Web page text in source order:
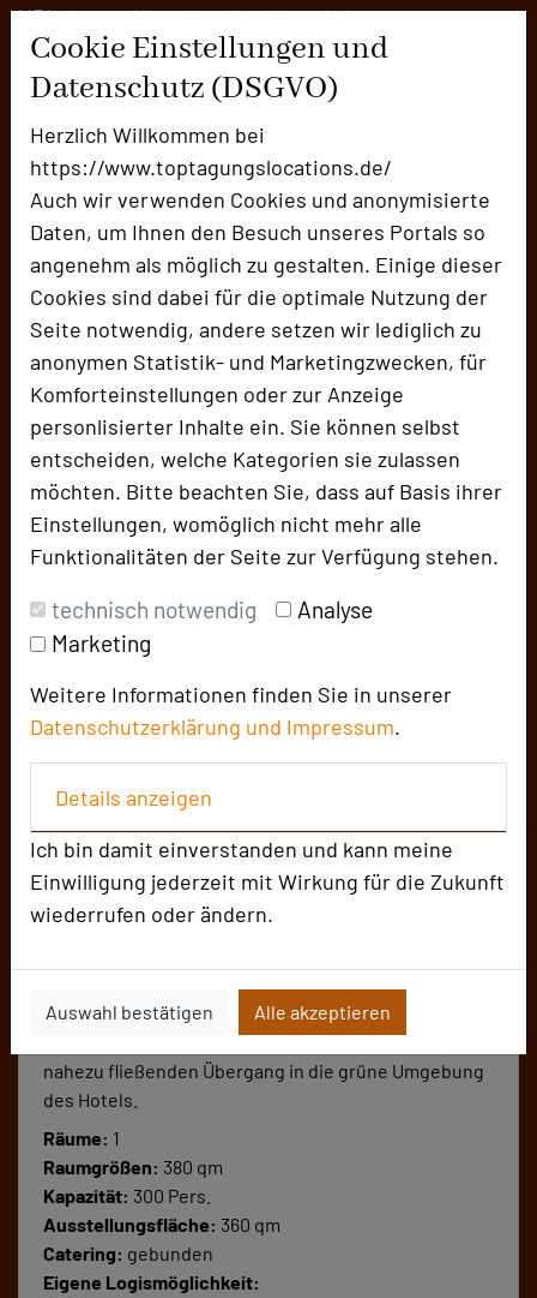
Cookie Einstellungen und
Datenschutz (DSGVO)
Herzlich Willkommen bei
https://www.toptagungslocations.de/
Auch wir verwenden Cookies und anonymisierte
Daten, um Ihnen den Besuch unseres Portals so
angenehm als möglich zu gestalten. Einige dieser
Cookies sind dabei für die optimale Nutzung der
Seite notwendig, andere setzen wir lediglich zu
anonymen Statistik- und Marketingzwecken, für
Komforteinstellungen oder zur Anzeige
personlisierter Inhalte ein. Sie können selbst
entscheiden, welche Kategorien sie zulassen
möchten. Bitte beachten Sie, dass auf Basis ihrer
Einstellungen, womöglich nicht mehr alle
Funktionalitäten der Seite zur Verfügung stehen.
technisch notwendig
Analyse
Marketing
Weitere Informationen finden Sie in unserer
Datenschutzerklärung und Impressum.
Details anzeigen
Ich bin damit einverstanden und kann meine
Einwilligung jederzeit mit Wirkung für die Zukunft
wiederrufen oder ändern.
Auswahl bestätigen Alle akzeptieren
URL:https://hotel-park-soltau.de/
soltau.de/eventlocations/
Böhmesaal
Winsener Straße 111
29614 Soltau
phone +49 5191 605-0
language Homepage
zur Tagungsanfrage hinzufügen
Diese Location
... ist ein Multifunktionssaal, integraler Bestandteil
des Hotels Park Soltau. Mit hochwertiger
Präsentations- und Kommunikationstechnik
maximal 300 Teilnehmer (Reihenbestuhlung). Große
Fensterfronten öffnen den Blick in den
angrenzenden Böhmewald und schaffen einen
nahezu fließenden Übergang in die grüne Umgebung
des Hotels.
Räume: 1
Raumgrößen: 380 qm
Kapazität: 300 Pers.
Ausstellungsfläche: 360 qm
Catering: gebunden
Eigene Logismöglichkeit: